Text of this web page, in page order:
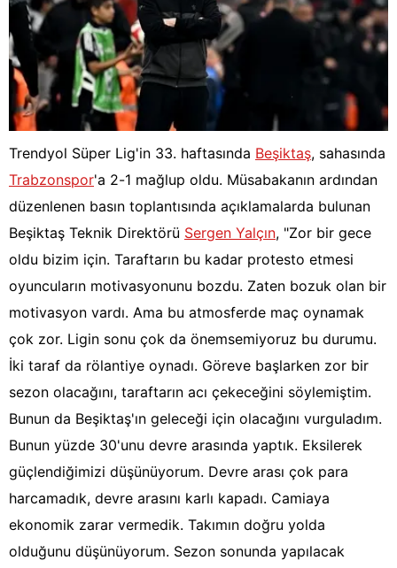
Trendyol Süper Lig'in 33. haftasında Beşiktaş, sahasında
Trabzonspor'a 2-1 mağlup oldu. Müsabakanın ardından
düzenlenen basın toplantısında açıklamalarda bulunan
Beşiktaş Teknik Direktörü Sergen Yalçın, "Zor bir gece
oldu bizim için. Taraftarın bu kadar protesto etmesi
oyuncuların motivasyonunu bozdu. Zaten bozuk olan bir
motivasyon vardı. Ama bu atmosferde maç oynamak
çok zor. Ligin sonu çok da önemsemiyoruz bu durumu.
İki taraf da rölantiye oynadı. Göreve başlarken zor bir
sezon olacağını, taraftarın acı çekeceğini söylemiştim.
Bunun da Beşiktaş'ın geleceği için olacağını vurguladım.
Bunun yüzde 30'unu devre arasında yaptık. Eksilerek
güçlendiğimizi düşünüyorum. Devre arası çok para
harcamadık, devre arasını karlı kapadı. Camiaya
ekonomik zarar vermedik. Takımın doğru yolda
olduğunu düşünüyorum. Sezon sonunda yapılacak